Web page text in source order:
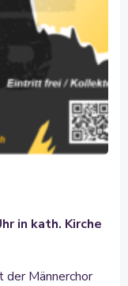
in kath. Kirche
der Männerchor